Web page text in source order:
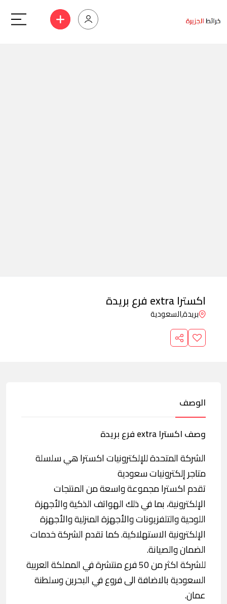
اكسترا extra فرع بريدة
بريدة,السعودية
الوصف
وصف اكسترا extra فرع بريدة
الشركة المتحدة للإلكترونيات اكسترا هي سلسلة
متاجر إلكترونيات سعودية
تقدم اكسترا مجموعة واسعة من المنتجات
الإلكترونية، بما في ذلك الهواتف الذكية والأجهزة
اللوحية والتلفزيونات والأجهزة المنزلية والأجهزة
الإلكترونية الاستهلاكية. كما تقدم الشركة خدمات
الضمان والصيانة.
للشركة اكثر من 50 فرع منتشرة في المملكة العربية
السعودية بالاضافة الى فروع في البحرين وسلطنة
عمان.